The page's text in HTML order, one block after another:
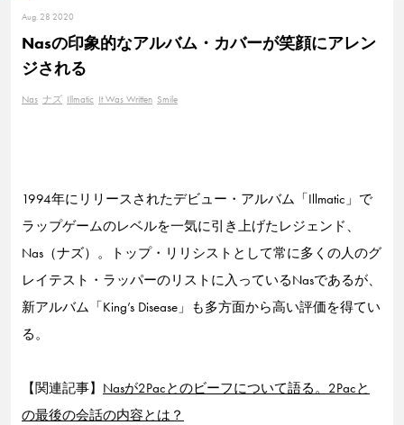
Aug. 28 2020
Nasの印象的なアルバム・カバーが笑顔にアレン
ジされる
Nas ナズ Illmatic It Was Written Smile
1994年にリリースされたデビュー・アルバム「Illmatic」で
ラップゲームのレベルを一気に引き上げたレジェンド、
Nas（ナズ）。トップ・リリシストとして常に多くの人のグ
レイテスト・ラッパーのリストに入っているNasであるが、
新アルバム「King’s Disease」も多方面から高い評価を得てい
る。
【関連記事】 Nasが2Pacとのビーフについて語る。2Pacと
の最後の会話の内容とは？